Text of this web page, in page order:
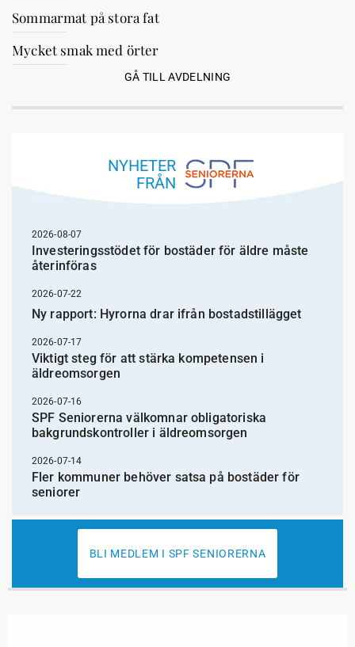
Sommarmat på stora fat
Mycket smak med örter
GÅ TILL AVDELNING
NYHETER
FRÅN
2026-08-07
Investeringsstödet för bostäder för äldre måste
återinföras
2026-07-22
Ny rapport: Hyrorna drar ifrån bostadstillägget
2026-07-17
Viktigt steg för att stärka kompetensen i
äldreomsorgen
2026-07-16
SPF Seniorerna välkomnar obligatoriska
bakgrundskontroller i äldreomsorgen
2026-07-14
Fler kommuner behöver satsa på bostäder för
seniorer
BLI MEDLEM I SPF SENIORERNA